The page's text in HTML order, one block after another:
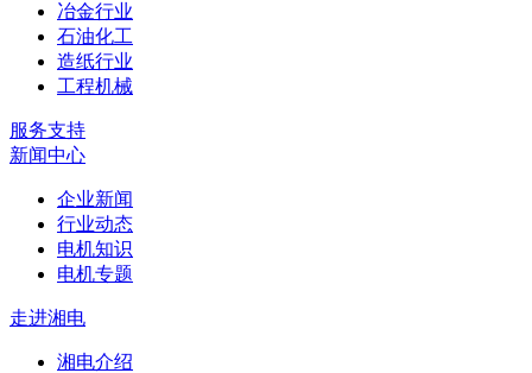
冶金行业
石油化工
造纸行业
工程机械
服务支持
新闻中心
企业新闻
行业动态
电机知识
电机专题
走进湘电
湘电介绍